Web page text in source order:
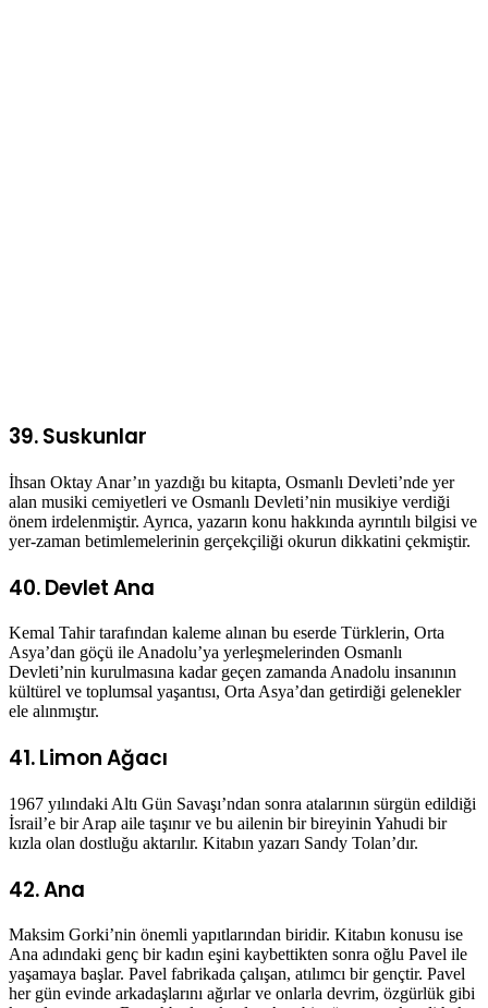
39. Suskunlar
İhsan Oktay Anar’ın yazdığı bu kitapta, Osmanlı Devleti’nde yer
alan musiki cemiyetleri ve Osmanlı Devleti’nin musikiye verdiği
önem irdelenmiştir. Ayrıca, yazarın konu hakkında ayrıntılı bilgisi ve
yer-zaman betimlemelerinin gerçekçiliği okurun dikkatini çekmiştir.
40. Devlet Ana
Kemal Tahir tarafından kaleme alınan bu eserde Türklerin, Orta
Asya’dan göçü ile Anadolu’ya yerleşmelerinden Osmanlı
Devleti’nin kurulmasına kadar geçen zamanda Anadolu insanının
kültürel ve toplumsal yaşantısı, Orta Asya’dan getirdiği gelenekler
ele alınmıştır.
41. Limon Ağacı
1967 yılındaki Altı Gün Savaşı’ndan sonra atalarının sürgün edildiği
İsrail’e bir Arap aile taşınır ve bu ailenin bir bireyinin Yahudi bir
kızla olan dostluğu aktarılır. Kitabın yazarı Sandy Tolan’dır.
42. Ana
Maksim Gorki’nin önemli yapıtlarından biridir. Kitabın konusu ise
Ana adındaki genç bir kadın eşini kaybettikten sonra oğlu Pavel ile
yaşamaya başlar. Pavel fabrikada çalışan, atılımcı bir gençtir. Pavel
her gün evinde arkadaşlarını ağırlar ve onlarla devrim, özgürlük gibi